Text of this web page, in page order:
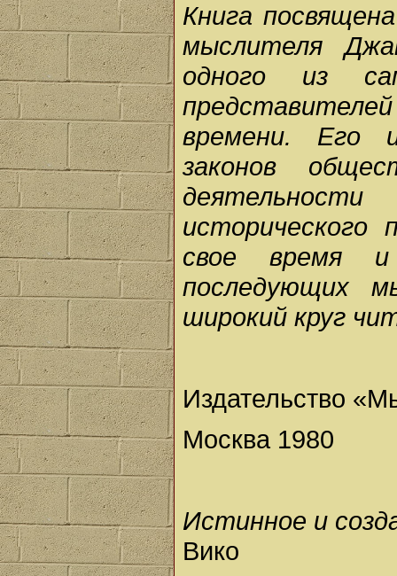
Книга
мыслителя
одного из
времени. Его
законов
исторического
свое время и
последующих
широкий круг
Издательство
Москва 1980
Истинное и
Вико